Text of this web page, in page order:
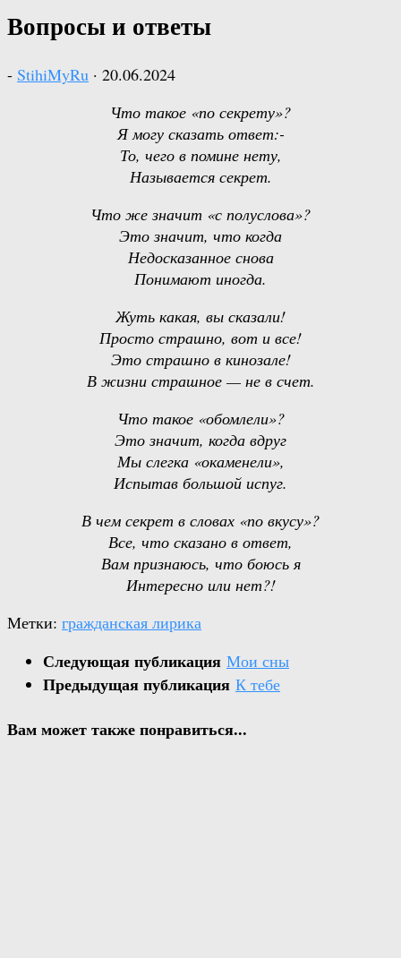
Вопросы и ответы
- StihiMyRu · 20.06.2024
Что такое «по секрету»?
Я могу сказать ответ:-
То, чего в помине нету,
Называется секрет.
Что же значит «с полуслова»?
Это значит, что когда
Недосказанное снова
Понимают иногда.
Жуть какая, вы сказали!
Просто страшно, вот и все!
Это страшно в кинозале!
В жизни страшное — не в счет.
Что такое «обомлели»?
Это значит, когда вдруг
Мы слегка «окаменели»,
Испытав большой испуг.
В чем секрет в словах «по вкусу»?
Все, что сказано в ответ,
Вам признаюсь, что боюсь я
Интересно или нет?!
Метки: гражданская лирика
Следующая публикация Мои сны
Предыдущая публикация К тебе
Вам может также понравиться...